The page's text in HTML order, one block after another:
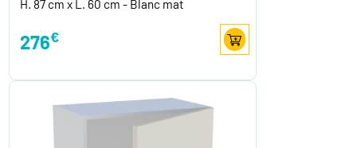
H. 87 cm x L. 60 cm - Blanc mat
276€